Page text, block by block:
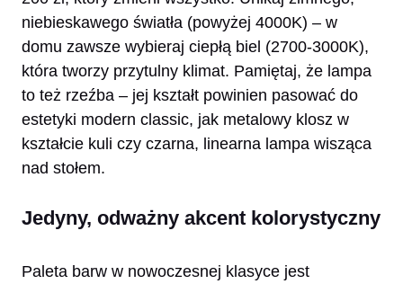
niebieskawego światła (powyżej 4000K) – w
domu zawsze wybieraj ciepłą biel (2700-3000K),
która tworzy przytulny klimat. Pamiętaj, że lampa
to też rzeźba – jej kształt powinien pasować do
estetyki modern classic, jak metalowy klosz w
kształcie kuli czy czarna, linearna lampa wisząca
nad stołem.
Jedyny, odważny akcent kolorystyczny
Paleta barw w nowoczesnej klasyce jest